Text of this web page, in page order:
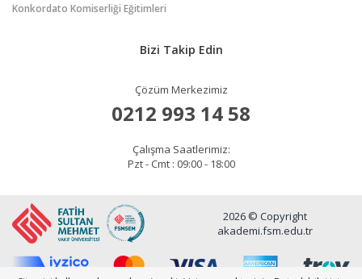
Konkordato Komiserliği Eğitimleri
Bizi Takip Edin
Çözüm Merkezimiz
0212 993 14 58
Çalışma Saatlerimiz:
Pzt - Cmt : 09:00 - 18:00
2026 © Copyright
akademi.fsm.edu.tr